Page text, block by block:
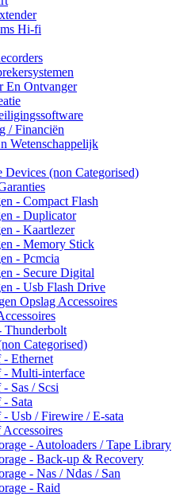
Hi-fi
En Ontvanger
/ Financiën
Wetenschappelijk
Devices (non Categorised)
- Compact Flash
- Duplicator
- Kaartlezer
- Memory Stick
- Pcmcia
- Secure Digital
- Usb Flash Drive
Opslag Accessoires
Thunderbolt
Categorised)
Ethernet
- Multi-interface
Sas / Scsi
Sata
Usb / Firewire / E-sata
- Autoloaders / Tape Library
- Back-up & Recovery
- Nas / Ndas / San
- Raid